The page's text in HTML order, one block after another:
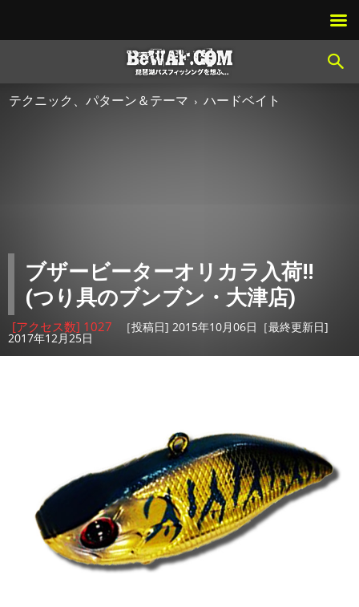
テクニック、パターン＆テーマ ハードベイト
ブザービーターオリカラ入荷!!
(つり具のブンブン・大津店)
[アクセス数] 1027 ［投稿日] 2015年10月06日［最終更新日]
2017年12月25日